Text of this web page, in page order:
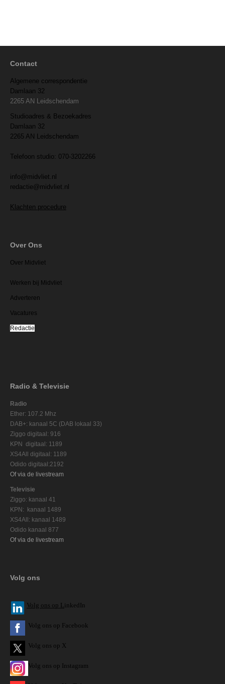
Contact
Algemene correspondentie
Damlaan 32
2265 AN Leidschendam
Studioadres & Bezoekadres
Damlaan 32
2265 AN Leidschendam
Telefoon studio: 070-3202266
info@midvliet.nl
redactie@midvliet.nl
Klachten procedure
Over Ons
Over Midvliet
Werken bij Midvliet
Adverteren
Vacatures
Redactie
Radio & Televisie
Radio
Ether: 107.2 Mhz
DAB+: kanaal 5C (DAB lokaal 33)
Ziggo digitaal: 916
KPN digitaal: 1189
XS4All digitaal: 1189
Odido digitaal:2192
Of via de livestream
Televisie
Ziggo: kanaal 41
KPN: kanaal 1489
XS4All: kanaal 1489
Odido kanaal 877
Of via de livestream
Volg ons
Volg ons op L inkedIn
Volg ons op Facebook
Volg ons op X
Volg ons op Instagram